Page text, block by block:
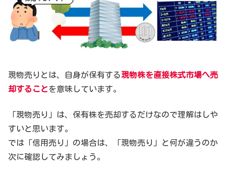
現物売りとは、自身が保有する現物株を直接株式市場へ売
却することを意味しています。
「現物売り」は、保有株を売却するだけなので理解はしや
すいと思います。
では「信用売り」の場合は、「現物売り」と何が違うのか
次に確認してみましょう。